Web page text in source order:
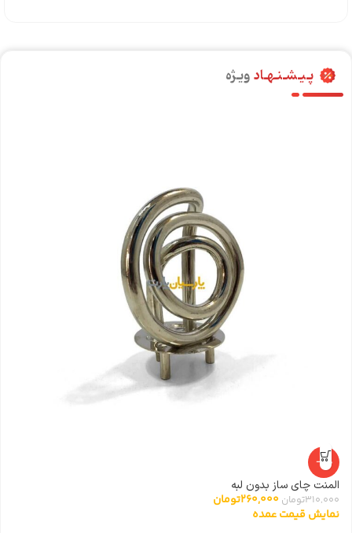
پـیـشـنـهـادویـژه
-16%
المنت چای ساز بدون لبه
310,000تومان 260,000تومان
نمایش قیمت عمده